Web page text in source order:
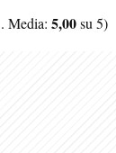
. Media: 5,00su 5)